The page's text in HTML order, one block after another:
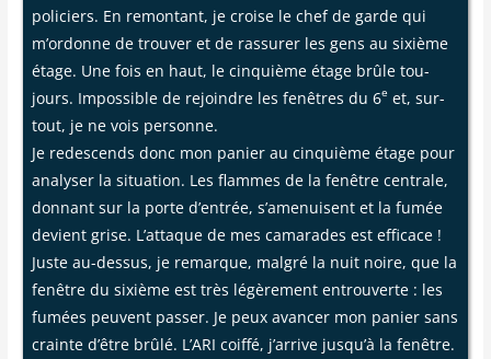
poli­ciers. En remon­tant, je croise le chef de garde qui
m’ordonne de trou­ver et de ras­su­rer les gens au sixième
étage. Une fois en haut, le cin­quième étage brûle tou­
jours. Impos­sible de rejoindre les fenêtres du 6e et, sur­
tout, je ne vois per­sonne.
Je redes­cends donc mon panier au cin­quième étage pour
ana­ly­ser la situa­tion. Les flammes de la fenêtre cen­trale,
don­nant sur la porte d’entrée, s’amenuisent et la fumée
devient grise. L’attaque de mes cama­rades est effi­cace !
Juste au-des­sus, je remarque, mal­gré la nuit noire, que la
fenêtre du sixième est très légè­re­ment entrou­verte : les
fumées peuvent pas­ser. Je peux avan­cer mon panier sans
crainte d’être brû­lé. L’ARI coif­fé, j’arrive jusqu’à la fenêtre.